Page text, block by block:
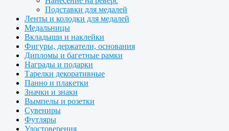
Подставки для медалей
Ленты и колодки для медалей
Медальницы
Вкладыши и наклейки
Фигуры, держатели, основания
Дипломы и багетные рамки
Награды и подарки
Тарелки декоративные
Панно и плакетки
Значки и знаки
Вымпелы и розетки
Сувениры
Футляры
Удостоверения